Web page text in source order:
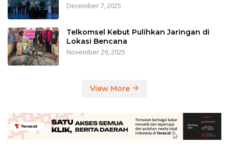
December 7, 2025
Telkomsel Kebut Pulihkan Jaringan di
Lokasi Bencana
November 29, 2025
View More